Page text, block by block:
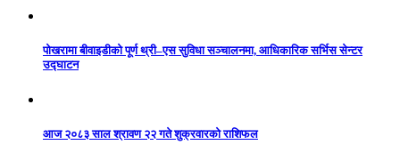
पोखरामा बीवाइडीको पूर्ण थ्री–एस सुविधा सञ्चालनमा, आधिकारिक सर्भिस सेन्टर
उद्घाटन
आज २०८३ साल श्रावण २२ गते शुक्रवारको राशिफल